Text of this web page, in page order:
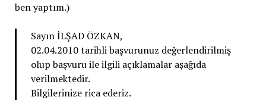
ben yaptım.)
Sayın İLŞAD ÖZKAN,
02.04.2010 tarihli başvurunuz değerlendirilmiş
olup başvuru ile ilgili açıklamalar aşağıda
verilmektedir.
Bilgilerinize rica ederiz.